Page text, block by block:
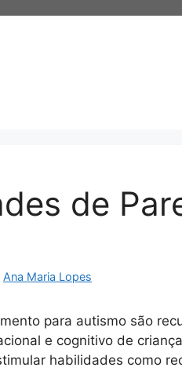
de
Ana Maria Lopes
para autismo são
e cognitivo de
habilidades como